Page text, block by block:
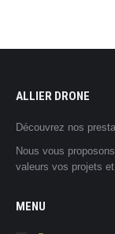
ALLIER DRONE
Découvrez nos
Nous vous
valeurs vos projets
MENU